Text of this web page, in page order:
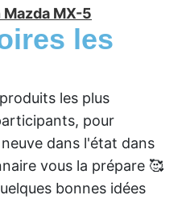
MX-5
les
les plus
pour
dans l'état dans
vous la prépare 🥰
bonnes idées